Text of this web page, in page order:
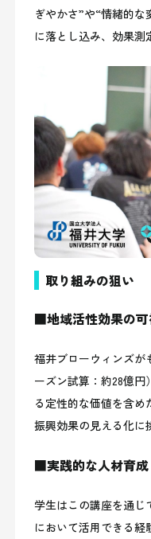
ぎやかさ”や“情緒的
に落とし込み、効果測
取り組みの狙い
■地域活性効果の
福井ブローウィンズが
ーズン試算：約28億円
る定性的な価値を含
振興効果の見える化に
■実践的な人材育成
学生はこの講座を通じ
において活用できる経